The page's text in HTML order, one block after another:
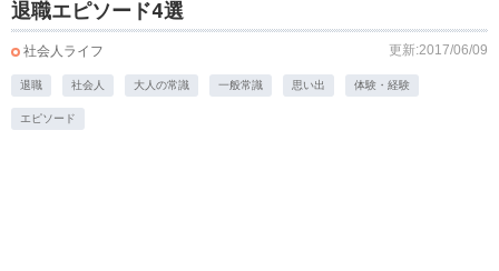
退職エピソード4選
社会人ライフ 更新:2017/06/09
退職 社会人 大人の常識 一般常識 思い出 体験・経験
エピソード